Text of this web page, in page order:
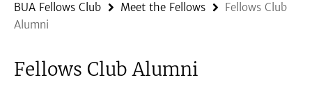
BUA Fellows Club
Meet the Fellows
Fellows Club
Alumni
Fellows Club Alumni